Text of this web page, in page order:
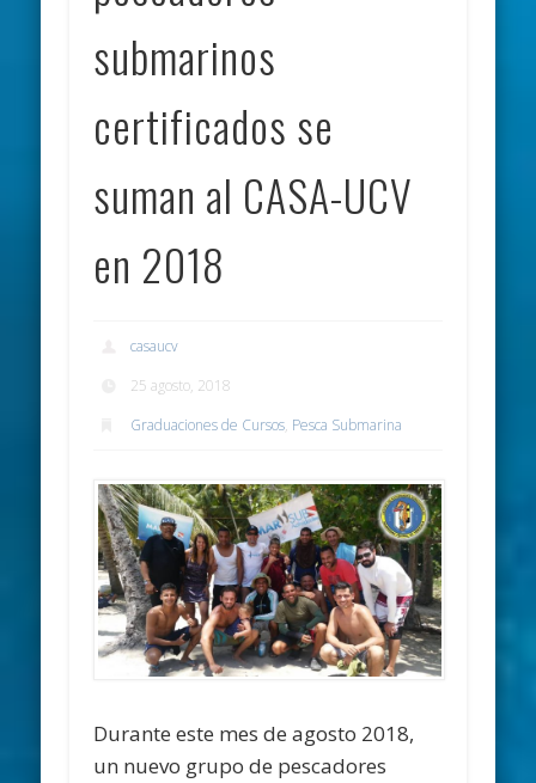
submarinos
certificados se
suman al CASA-UCV
en 2018
casaucv
25 agosto, 2018
Graduaciones de Cursos, Pesca Submarina
Durante este mes de agosto 2018,
un nuevo grupo de pescadores